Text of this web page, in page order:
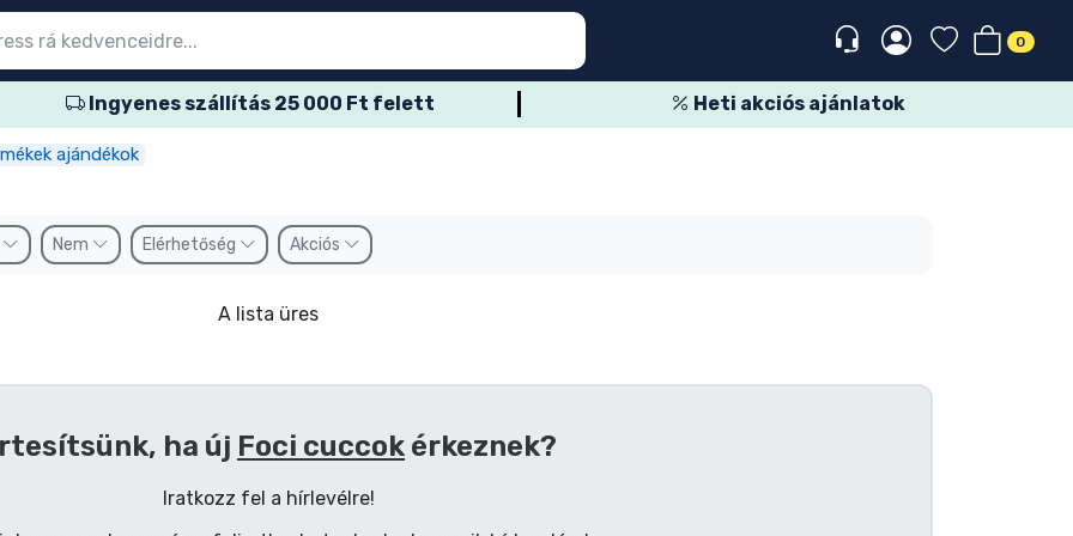
0
Ingyenes szállítás 25 000 Ft felett Heti akciós ajánlatok
ajándékok
Nem Elérhetőség Akciós
A lista üres
ha új Foci cuccok érkeznek?
Iratkozz fel a hírlevélre!
termék
termék
termék
termék
termék
termék
termék